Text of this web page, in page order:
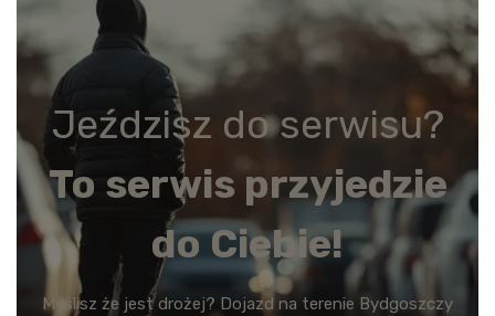
Jeździsz do serwisu?
To serwis przyjedzie
do Ciebie!
Myślisz że jest drożej? Dojazd na terenie Bydgoszczy